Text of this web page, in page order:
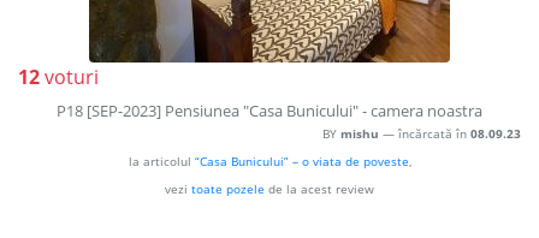
12voturi
P18 [SEP-2023] Pensiunea "Casa Bunicului" - camera noastra
BY mishu — încărcată în 08.09.23
la articolul “Casa Bunicului” – o viata de poveste,
vezi toate pozele de la acest review